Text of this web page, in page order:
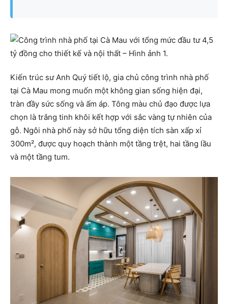
Kiến trúc sư Anh Quý tiết lộ, gia chủ công trình nhà phố
tại Cà Mau mong muốn một không gian sống hiện đại,
tràn đầy sức sống và ấm áp. Tông màu chủ đạo được lựa
chọn là trắng tinh khôi kết hợp với sắc vàng tự nhiên của
gỗ. Ngôi nhà phố này sở hữu tổng diện tích sàn xấp xỉ
300m², được quy hoạch thành một tầng trệt, hai tầng lầu
và một tầng tum.